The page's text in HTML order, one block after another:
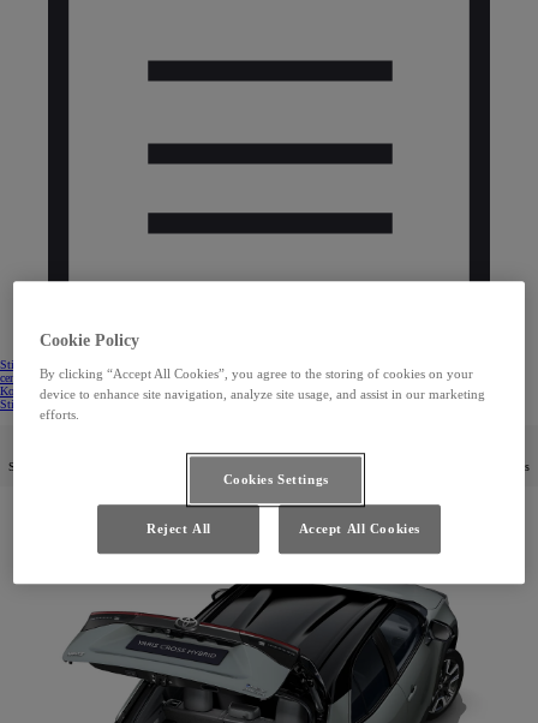
Stiahnuť
cenník
Kontaktovať predajcu
Stiahnuť cenník
(Opens in new window)
S ochranným príslušenstvom si budete každý deň užívať pohodlie svojho vozidla a chrániť svoj Yaris Cross
pred poškodením a nečistotami.
Cookie Policy
By clicking “Accept All Cookies”, you agree to the storing of cookies on your
device to enhance site navigation, analyze site usage, and assist in our marketing
efforts.
Cookies Settings
Reject All Accept All Cookies